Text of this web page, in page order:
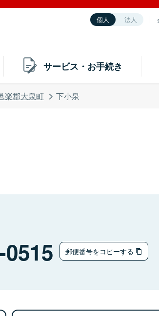
個人 法人
サービス・お手続き
楽郡大泉町 下小泉
郵便番号をコピーする